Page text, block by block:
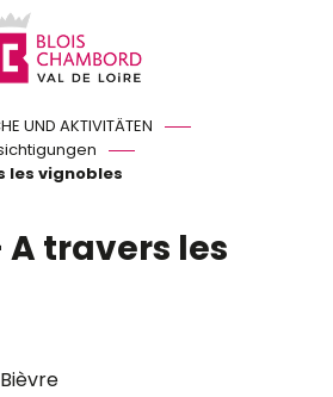
UND AKTIVITÄTEN
les vignobles
A travers les